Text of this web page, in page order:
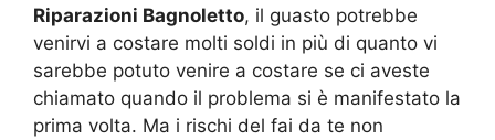
Riparazioni Bagnoletto, il guasto potrebbe
venirvi a costare molti soldi in più di quanto vi
sarebbe potuto venire a costare se ci aveste
chiamato quando il problema si è manifestato la
prima volta. Ma i rischi del fai da te non